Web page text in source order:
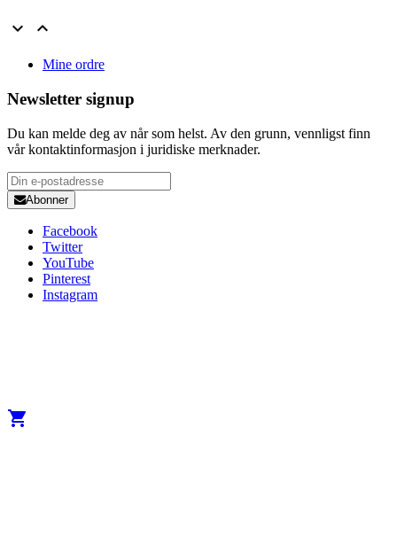
 
Mine ordre
Newsletter signup
Du kan melde deg av når som helst. Av den grunn, vennligst finn
vår kontaktinformasjon i juridiske merknader.
Abonner
Facebook
Twitter
YouTube
Pinterest
Instagram
